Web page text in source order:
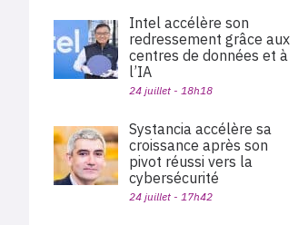
Intel accélère son
redressement grâce aux
centres de données et à
l’IA
24 juillet - 18h18
Systancia accélère sa
croissance après son
pivot réussi vers la
cybersécurité
24 juillet - 17h42